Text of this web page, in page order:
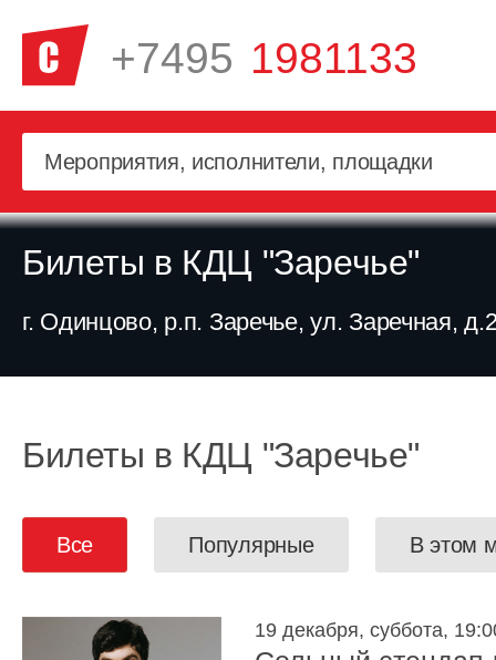
+7495 1981133
Билеты в КДЦ "Заречье"
г. Одинцово, р.п. Заречье, ул. Заречная,
Билеты в КДЦ "Заречье"
Все Популярные В этом
19 декабря, суббота,